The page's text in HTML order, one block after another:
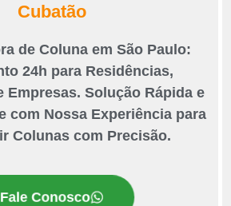
Cubatão
de Coluna em São Paulo:
24h para Residências,
Empresas. Solução Rápida e
com Nossa Experiência para
Colunas com Precisão.
Fale Conosco